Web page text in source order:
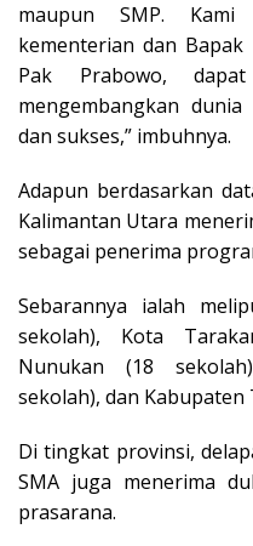
maupun SMP.
kementerian dan Bapak
Pak Prabowo,
mengembangkan
dan sukses,” imbuhnya.
Adapun berdasarkan
Kalimantan Utara
sebagai penerima
Sebarannya ialah
sekolah), Kota
Nunukan (18
sekolah), dan Kabupaten
Di tingkat provinsi,
SMA juga menerima
prasarana.